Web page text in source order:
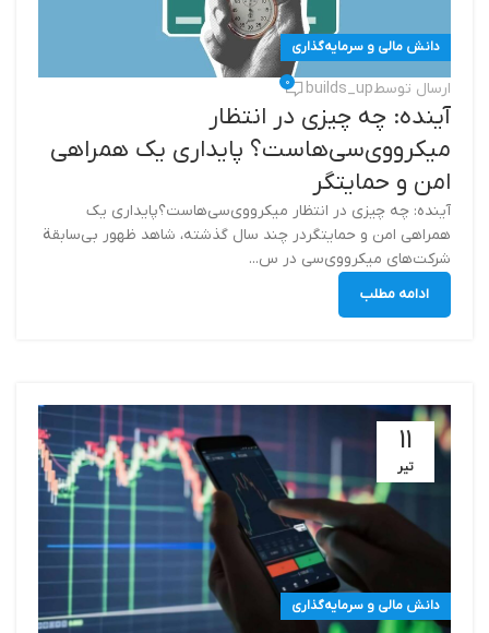
دانش مالی و سرمایه‌گذاری
ارسال توسطbuilds_up
0
آینده: چه چیزی در انتظار
میکرو‌وی‌سی‌هاست؟ پایداری یک همراهی
امن و حمایتگر
آینده: چه چیزی در انتظار میکرو‌وی‌سی‌هاست؟پایداری یک
همراهی امن و حمایتگردر چند سال گذشته، شاهد ظهور بی‌سابقة
شرکت‌های میکرو‌وی‌سی در س...
ادامه مطلب
11
تیر
دانش مالی و سرمایه‌گذاری